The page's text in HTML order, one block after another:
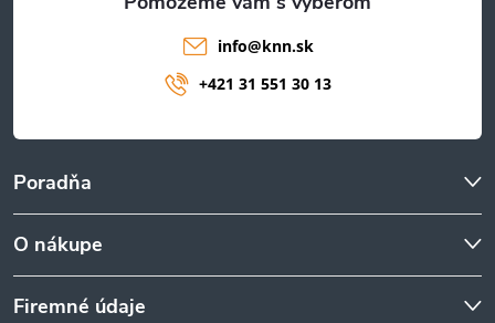
Poradňa
O nákupe
Firemné údaje
info@knn.sk
+421 31 551 30 13